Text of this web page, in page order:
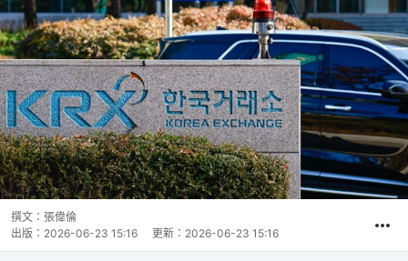
撰文： 張偉倫
出版： 2026-06-23 15:16 更新： 2026-06-23 15:16